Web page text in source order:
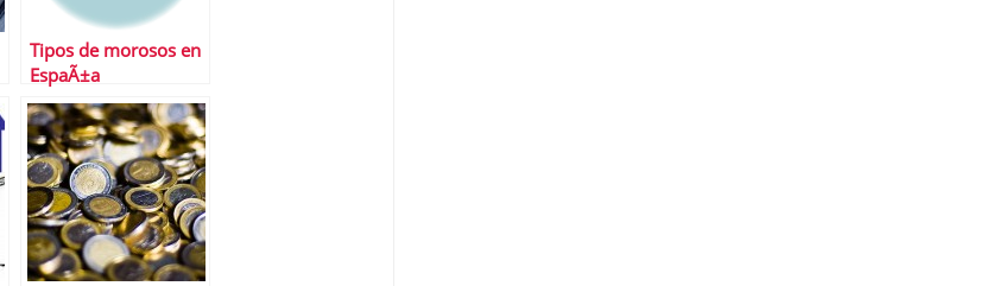
Tipos de morosos en
EspaÃ±a